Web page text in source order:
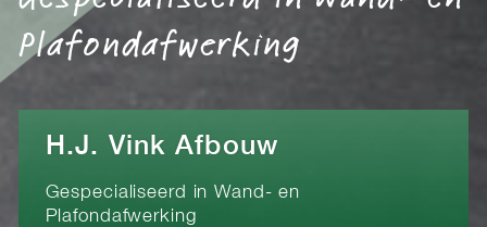
Plafondafwerking
H.J. Vink Afbouw
Gespecialiseerd in Wand- en
Plafondafwerking